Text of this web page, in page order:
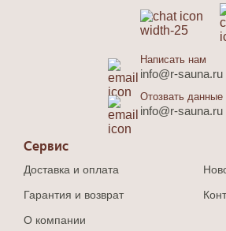
Написать нам
info@r-sauna.ru
Отозвать данные
info@r-sauna.ru
Сервис
Доставка и оплата
Гарантия и возврат
О компании